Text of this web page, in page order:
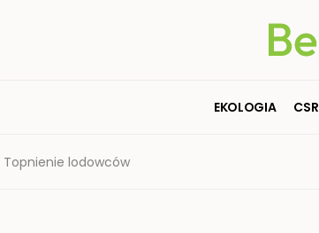
EKOLOGIA CSR
Topnienie lodowców